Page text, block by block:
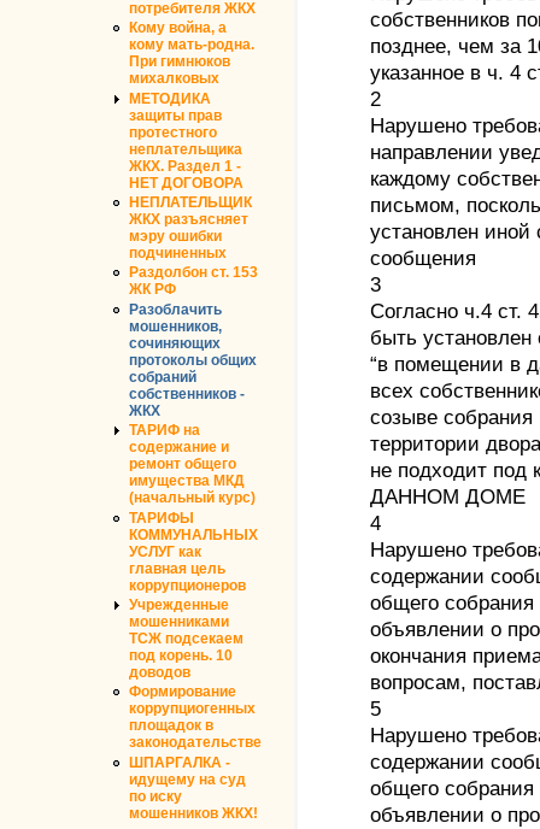
потребителя ЖКХ
Кому война, а
кому мать-родна.
При гимнюков
михалковых
МЕТОДИКА
защиты прав
протестного
неплательщика
ЖКХ. Раздел 1 -
НЕТ ДОГОВОРА
НЕПЛАТЕЛЬЩИК
ЖКХ разъясняет
мэру ошибки
подчиненных
Раздолбон ст. 153
ЖК РФ
Разоблачить
мошенников,
сочиняющих
протоколы общих
собраний
собственников -
ЖКХ
ТАРИФ на
содержание и
ремонт общего
имущества МКД
(начальный курс)
ТАРИФЫ
КОММУНАЛЬНЫХ
УСЛУГ как
главная цель
коррупционеров
Учрежденные
мошенниками
ТСЖ подсекаем
под корень. 10
доводов
Формирование
коррупциогенных
площадок в
законодательстве
ШПАРГАЛКА -
идущему на суд
по иску
мошенников ЖКХ!
собственников
позднее, чем за
указанное в ч. 4
2
Нарушено
направлении
каждому
письмом,
установлен иной
сообщения
3
Согласно ч.4
быть
“в помещении в
всех
созыве
территории
не подходит
ДАННОМ ДОМЕ
4
Нарушено
содержании
общего собрания
объявлении о
окончания
вопросам,
5
Нарушено
содержании
общего собрания
объявлении о